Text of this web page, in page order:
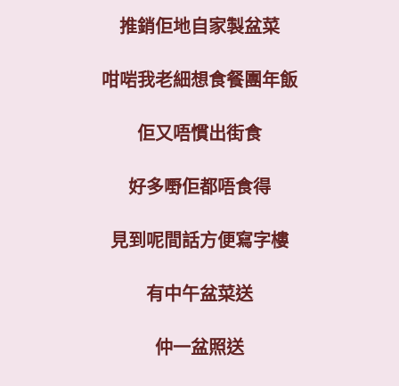
推銷佢地自家製盆菜
咁啱我老細想食餐團年飯
佢又唔慣出街食
好多嘢佢都唔食得
見到呢間話方便寫字樓
有中午盆菜送
仲一盆照送